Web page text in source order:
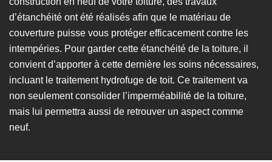
d’étanchéité ont été réalisés afin que le matériau de
couverture puisse vous protéger efficacement contre les
intempéries. Pour garder cette étanchéité de la toiture, il
convient d’apporter à cette dernière les soins nécessaires,
incluant le traitement hydrofuge de toit. Ce traitement va
non seulement consolider l’imperméabilité de la toiture,
mais lui permettra aussi de retrouver un aspect comme
neuf.